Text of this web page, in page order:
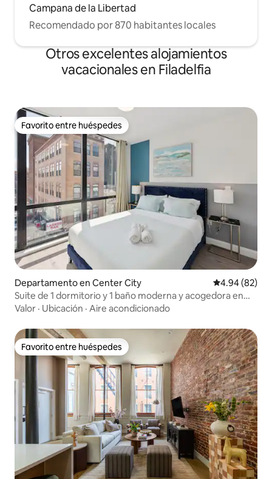
Campana de la Libertad
Recomendado por 870 habitantes locales
Otros excelentes alojamientos
vacacionales en Filadelfia
Favorito entre huéspedes
Favorito entre huéspedes
Departamento en Center City Calificación
4.94 (82)
Suite de 1 dormitorio y 1 baño moderna y acogedora en
Chinatown - 10
Valor · Ubicación · Aire acondicionado
Favorito entre huéspedes
Favorito entre huéspedes